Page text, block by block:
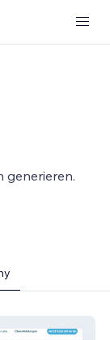
generieren.